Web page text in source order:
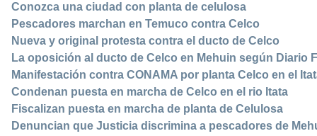
Conozca una ciudad con planta de celulosa
Pescadores marchan en Temuco contra Celco
Nueva y original protesta contra el ducto de Celco
La oposición al ducto de Celco en Mehuin según Diario
Manifestación contra CONAMA por planta Celco en el
Condenan puesta en marcha de Celco en el rio Itata
Fiscalizan puesta en marcha de planta de Celulosa
Denuncian que Justicia discrimina a pescadores de